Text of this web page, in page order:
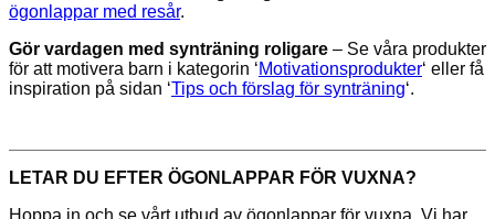
ögonlappar med resår.
Gör vardagen med synträning roligare – Se våra produkter
för att motivera barn i kategorin ‘Motivationsprodukter‘ eller få
inspiration på sidan ‘Tips och förslag för synträning‘.
LETAR DU EFTER ÖGONLAPPAR FÖR VUXNA?
Hoppa in och se vårt utbud av ögonlappar för vuxna. Vi har